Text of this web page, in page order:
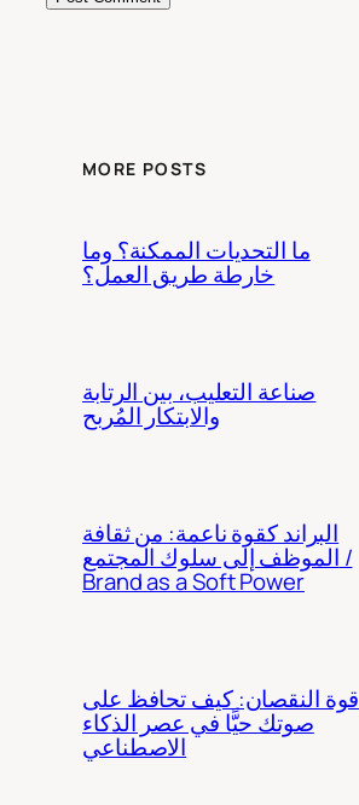
MORE POSTS
ما التحديات الممكنة؟ وما
خارطة طريق العمل؟
صناعة التعليب، بين الرتابة
والابتكار المُربح
البراند كقوة ناعمة: من ثقافة
الموظف إلى سلوك المجتمع /
Brand as a Soft Power
قوة النقصان: كيف تحافظ على
صوتك حيًّا في عصر الذكاء
الاصطناعي